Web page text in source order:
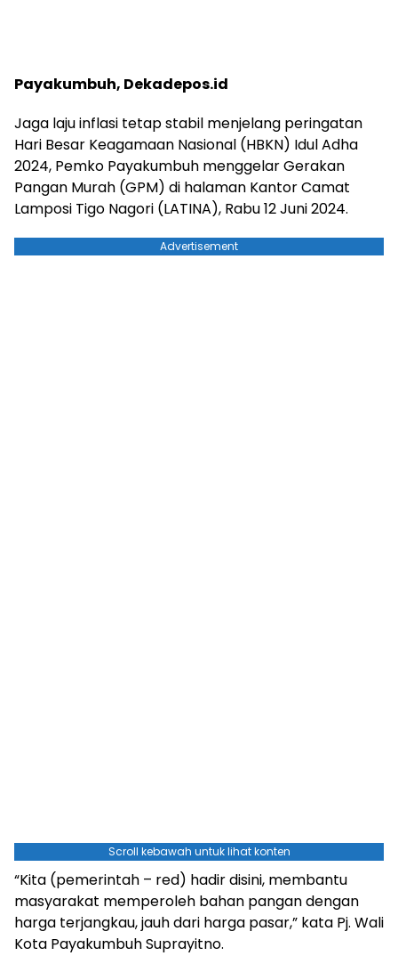
Payakumbuh, Dekadepos.id
Jaga laju inflasi tetap stabil menjelang peringatan
Hari Besar Keagamaan Nasional (HBKN) Idul Adha
2024, Pemko Payakumbuh menggelar Gerakan
Pangan Murah (GPM) di halaman Kantor Camat
Lamposi Tigo Nagori (LATINA), Rabu 12 Juni 2024.
Advertisement
Scroll kebawah untuk lihat konten
“Kita (pemerintah – red) hadir disini, membantu
masyarakat memperoleh bahan pangan dengan
harga terjangkau, jauh dari harga pasar,” kata Pj. Wali
Kota Payakumbuh Suprayitno.